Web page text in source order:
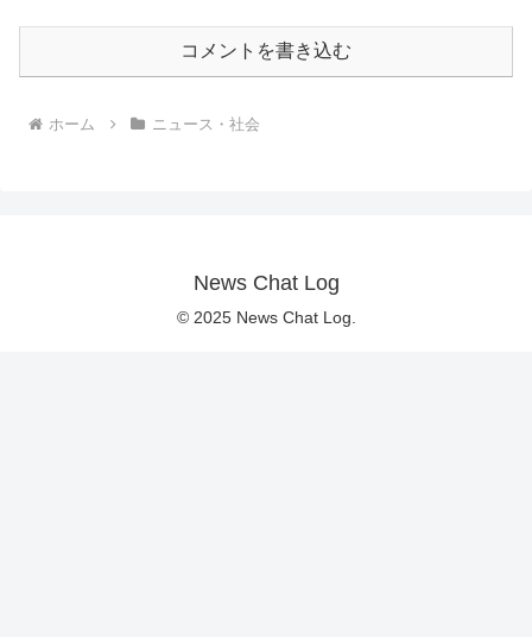
コメントを書き込む
ホーム ニュース・社会
News Chat Log
© 2025 News Chat Log.